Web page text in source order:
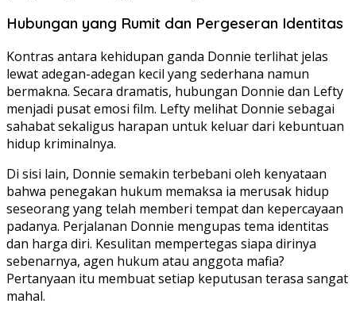
Hubungan yang Rumit dan Pergeseran Identitas
Kontras antara kehidupan ganda Donnie terlihat jelas
lewat adegan-adegan kecil yang sederhana namun
bermakna. Secara dramatis, hubungan Donnie dan Lefty
menjadi pusat emosi film. Lefty melihat Donnie sebagai
sahabat sekaligus harapan untuk keluar dari kebuntuan
hidup kriminalnya.
Di sisi lain, Donnie semakin terbebani oleh kenyataan
bahwa penegakan hukum memaksa ia merusak hidup
seseorang yang telah memberi tempat dan kepercayaan
padanya. Perjalanan Donnie mengupas tema identitas
dan harga diri. Kesulitan mempertegas siapa dirinya
sebenarnya, agen hukum atau anggota mafia?
Pertanyaan itu membuat setiap keputusan terasa sangat
mahal.